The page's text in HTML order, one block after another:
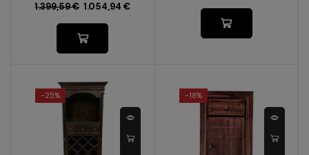
1.399,59€ 1.054,94€
-25% -18%